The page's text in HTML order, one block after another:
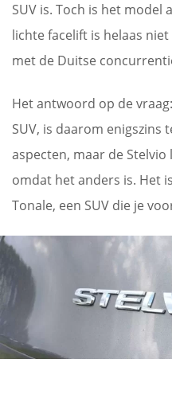
SUV is. Toch is het model
lichte facelift is helaas
met de Duitse
Het antwoord op de
SUV, is daarom enigszins
aspecten, maar de
omdat het anders is. Het
Tonale, een SUV die je